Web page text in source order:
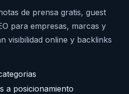
de prensa gratis, guest
para empresas, marcas y
visibilidad online y backlinks
a posicionamiento